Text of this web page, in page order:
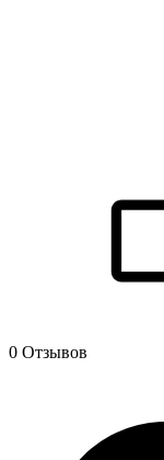
0 Отзывов